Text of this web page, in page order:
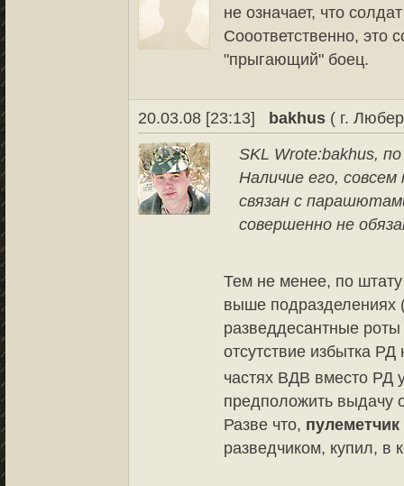
не означает, что
Сооответственно, это
"прыгающий" боец.
20.03.08 [23:13] bakhus ( г.
SKL Wrote:bakhus,
Наличие его,
связан с
совершенно не
Тем не менее, по
выше подразделениях
разведдесантные
отсутствие избытка
частях ВДВ вместо РД
предположить выдачу
Разве что, пулеметчик
разведчиком, купил, в